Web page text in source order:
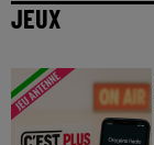
JEUX